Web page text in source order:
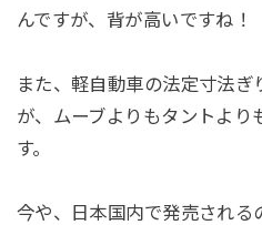
んですが、背が高いですね！
また、軽自動車の法定寸法
が、ムーブよりもタントより
す。
今や、日本国内で発売される